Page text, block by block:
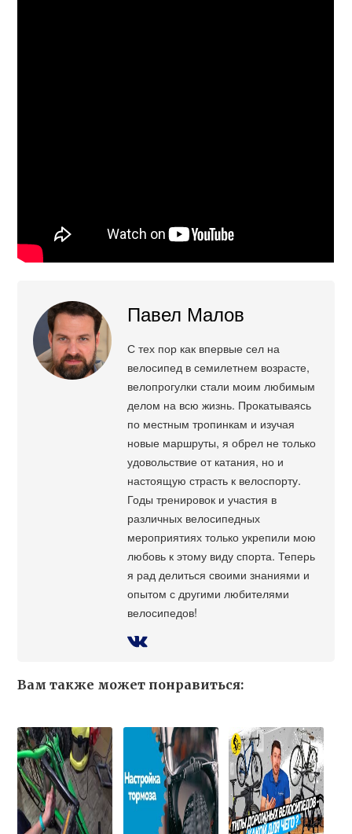
Павел Малов
С тех пор как впервые сел на
велосипед в семилетнем возрасте,
велопрогулки стали моим любимым
делом на всю жизнь. Прокатываясь
по местным тропинкам и изучая
новые маршруты, я обрел не только
удовольствие от катания, но и
настоящую страсть к велоспорту.
Годы тренировок и участия в
различных велосипедных
мероприятиях только укрепили мою
любовь к этому виду спорта. Теперь
я рад делиться своими знаниями и
опытом с другими любителями
велосипедов!
Вам также может понравиться: